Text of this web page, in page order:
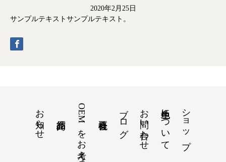
2020年2月25日
サンプルテキストサンプルテキスト。
お知らせ OEMをお考えの方へ ブログ お問い合わせ 色生地について ショップ